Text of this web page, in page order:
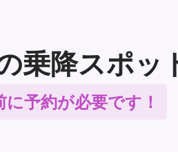
乗降スポッ
予約が必要です！